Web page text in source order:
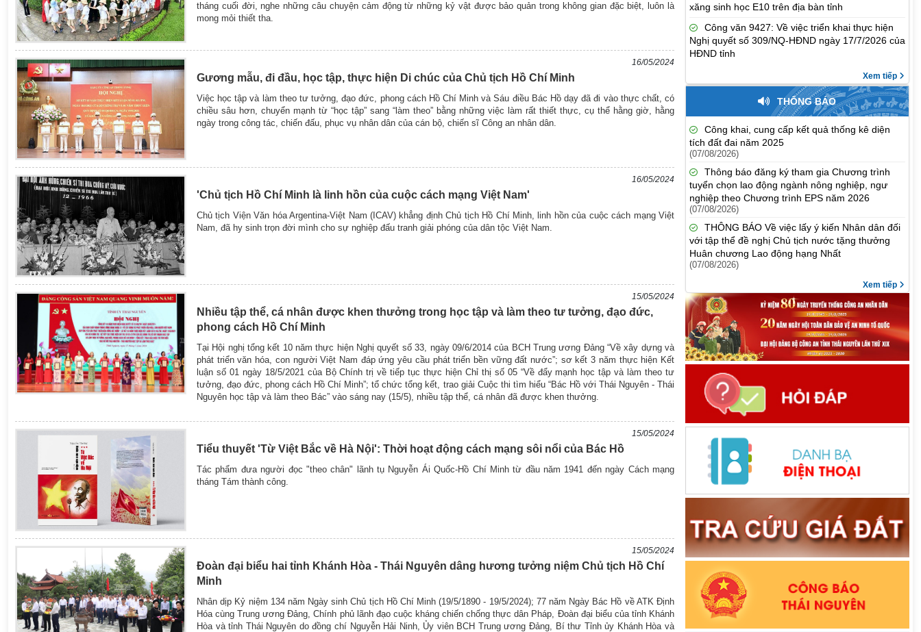
tháng cuối đời, nghe những câu chuyện cảm động từ những kỷ vật được bảo quản trong không gian đặc biệt, luôn là
mong mỏi thiết tha.
16/05/2024
Gương mẫu, đi đầu, học tập, thực hiện Di chúc của Chủ tịch Hồ Chí Minh
Việc học tập và làm theo tư tưởng, đạo đức, phong cách Hồ Chí Minh và Sáu điều Bác Hồ dạy đã đi vào thực chất, có
chiều sâu hơn, chuyển mạnh từ “học tập” sang “làm theo” bằng những việc làm rất thiết thực, cụ thể hằng giờ, hằng
ngày trong công tác, chiến đấu, phục vụ nhân dân của cán bộ, chiến sĩ Công an nhân dân.
16/05/2024
'Chủ tịch Hồ Chí Minh là linh hồn của cuộc cách mạng Việt Nam'
Chủ tịch Viện Văn hóa Argentina-Việt Nam (ICAV) khẳng định Chủ tịch Hồ Chí Minh, linh hồn của cuộc cách mạng Việt
Nam, đã hy sinh trọn đời mình cho sự nghiệp đấu tranh giải phóng của dân tộc Việt Nam.
15/05/2024
Nhiều tập thể, cá nhân được khen thưởng trong học tập và làm theo tư tưởng, đạo đức,
phong cách Hồ Chí Minh
Tại Hội nghị tổng kết 10 năm thực hiện Nghị quyết số 33, ngày 09/6/2014 của BCH Trung ương Đảng “Về xây dựng và
phát triển văn hóa, con người Việt Nam đáp ứng yêu cầu phát triển bền vững đất nước”; sơ kết 3 năm thực hiện Kết
luận số 01 ngày 18/5/2021 của Bộ Chính trị về tiếp tục thực hiện Chỉ thị số 05 “Về đẩy mạnh học tập và làm theo tư
tưởng, đạo đức, phong cách Hồ Chí Minh”; tổ chức tổng kết, trao giải Cuộc thi tìm hiểu “Bác Hồ với Thái Nguyên - Thái
Nguyên học tập và làm theo Bác” vào sáng nay (15/5), nhiều tập thể, cá nhân đã được khen thưởng.
15/05/2024
Tiểu thuyết 'Từ Việt Bắc về Hà Nội': Thời hoạt động cách mạng sôi nổi của Bác Hồ
Tác phẩm đưa người đọc "theo chân" lãnh tụ Nguyễn Ái Quốc-Hồ Chí Minh từ đầu năm 1941 đến ngày Cách mạng
tháng Tám thành công.
15/05/2024
Đoàn đại biểu hai tỉnh Khánh Hòa - Thái Nguyên dâng hương tưởng niệm Chủ tịch Hồ Chí
Minh
Nhân dịp Kỷ niệm 134 năm Ngày sinh Chủ tịch Hồ Chí Minh (19/5/1890 - 19/5/2024); 77 năm Ngày Bác Hồ về ATK Định
Hóa cùng Trung ương Đảng, Chính phủ lãnh đạo cuộc kháng chiến chống thực dân Pháp, Đoàn đại biểu của tỉnh Khánh
Hòa và tỉnh Thái Nguyên do đồng chí Nguyễn Hải Ninh, Ủy viên BCH Trung ương Đảng, Bí thư Tỉnh ủy Khánh Hòa và
xăng sinh học E10 trên địa bàn tỉnh
Công văn 9427: Về việc triển khai thực hiện
Nghị quyết số 309/NQ-HĐND ngày 17/7/2026 của
HĐND tỉnh
Xem tiếp
THÔNG BÁO
Công khai, cung cấp kết quả thống kê diện
tích đất đai năm 2025
(07/08/2026)
Thông báo đăng ký tham gia Chương trình
tuyển chọn lao động ngành nông nghiệp, ngư
nghiệp theo Chương trình EPS năm 2026
(07/08/2026)
THÔNG BÁO Về việc lấy ý kiến Nhân dân đối
với tập thể đề nghị Chủ tịch nước tặng thưởng
Huân chương Lao động hạng Nhất
(07/08/2026)
Xem tiếp